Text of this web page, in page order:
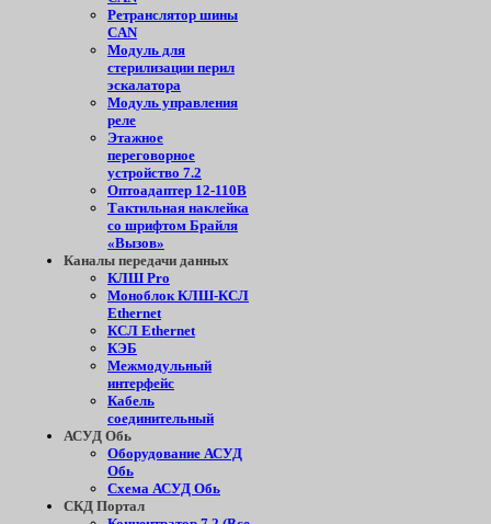
Ретранслятор шины
CAN
Модуль для
стерилизации перил
эскалатора
Модуль управления
реле
Этажное
переговорное
устройство 7.2
Оптоадаптер 12-110В
Тактильная наклейка
со шрифтом Брайля
«Вызов»
Каналы передачи данных
КЛШ Pro
Моноблок КЛШ-КСЛ
Ethernet
КСЛ Ethernet
КЭБ
Межмодульный
интерфейс
Кабель
соединительный
АСУД Обь
Оборудование АСУД
Обь
Схема АСУД Обь
СКД Портал